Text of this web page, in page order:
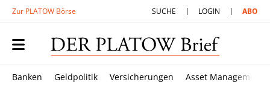
Zur PLATOW Börse SUCHE LOGIN ABO
Banken Geldpolitik Versicherungen Asset Management